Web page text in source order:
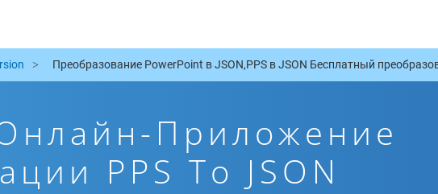
Преобразование PowerPoint в JSON,PPS в JSON Бесплатный
Приложение
PPS To JSON